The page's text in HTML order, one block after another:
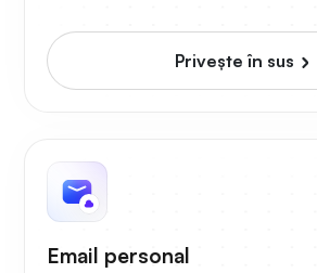
Priveşte în sus
Email personal